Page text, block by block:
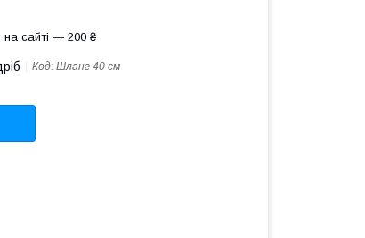
на сайті — 200 ₴
Код: Шланг 40 см